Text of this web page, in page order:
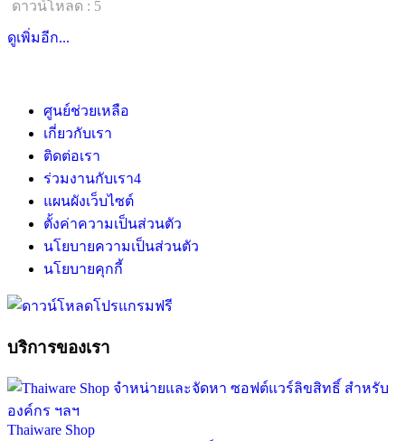
ดาวน์โหลด : 5
ดูเพิ่มอีก...
ศูนย์ช่วยเหลือ
เกี่ยวกับเรา
ติดต่อเรา
ร่วมงานกับเรา4
แผนผังเว็บไซต์
ตั้งค่าความเป็นส่วนตัว
นโยบายความเป็นส่วนตัว
นโยบายคุกกี้
บริการของเรา
Thaiware Shop